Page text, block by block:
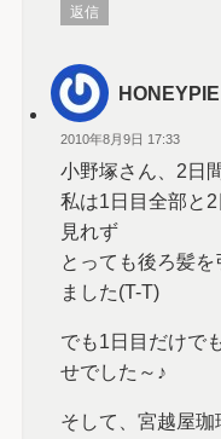
返信
HONEYPIE
2010年8月9日 17:33
小野塚さん、2日
私は1日目全部と
見れず
とっても後ろ髪
ました(T-T)
でも1日目だけで
せでした～♪
そして、宮越屋